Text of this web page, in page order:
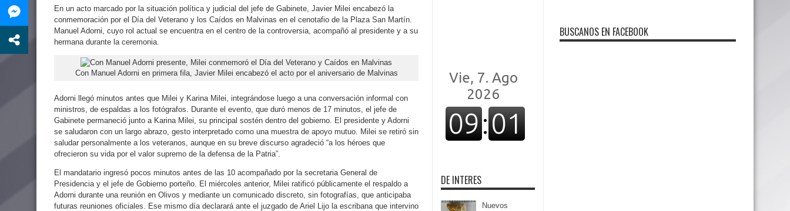
En un acto marcado por la situación política y judicial del jefe de Gabinete, Javier Milei encabezó la
conmemoración por el Día del Veterano y los Caídos en Malvinas en el cenotafio de la Plaza San Martín.
Manuel Adorni, cuyo rol actual se encuentra en el centro de la controversia, acompañó al presidente y a su
hermana durante la ceremonia.
Con Manuel Adorni en primera fila, Javier Milei encabezó el acto por el aniversario de Malvinas
Adorni llegó minutos antes que Milei y Karina Milei, integrándose luego a una conversación informal con
ministros, de espaldas a los fotógrafos. Durante el evento, que duró menos de 17 minutos, el jefe de
Gabinete permaneció junto a Karina Milei, su principal sostén dentro del gobierno. El presidente y Adorni
se saludaron con un largo abrazo, gesto interpretado como una muestra de apoyo mutuo. Milei se retiró sin
saludar personalmente a los veteranos, aunque en su breve discurso agradeció “a los héroes que
ofrecieron su vida por el valor supremo de la defensa de la Patria”.
El mandatario ingresó pocos minutos antes de las 10 acompañado por la secretaria General de
Presidencia y el jefe de Gobierno porteño. El miércoles anterior, Milei ratificó públicamente el respaldo a
Adorni durante una reunión en Olivos y mediante un comunicado discreto, sin fotografías, que anticipaba
futuras reuniones oficiales. Ese mismo día declarará ante el juzgado de Ariel Lijo la escribana que intervino
DE INTERES
Nuevos
BUSCANOS EN FACEBOOK